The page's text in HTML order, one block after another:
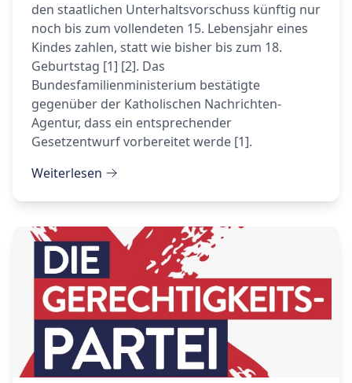
den staatlichen Unterhaltsvorschuss künftig nur
noch bis zum vollendeten 15. Lebensjahr eines
Kindes zahlen, statt wie bisher bis zum 18.
Geburtstag [1] [2]. Das
Bundesfamilienministerium bestätigte
gegenüber der Katholischen Nachrichten-
Agentur, dass ein entsprechender
Gesetzentwurf vorbereitet werde [1].
Weiterlesen